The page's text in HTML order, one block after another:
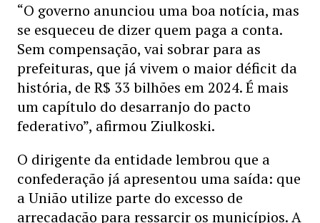
“O governo anunciou uma boa notícia, mas
se esqueceu de dizer quem paga a conta.
Sem compensação, vai sobrar para as
prefeituras, que já vivem o maior déficit da
história, de R$ 33 bilhões em 2024. É mais
um capítulo do desarranjo do pacto
federativo”, afirmou Ziulkoski.
O dirigente da entidade lembrou que a
confederação já apresentou uma saída: que
a União utilize parte do excesso de
arrecadação para ressarcir os municípios. A